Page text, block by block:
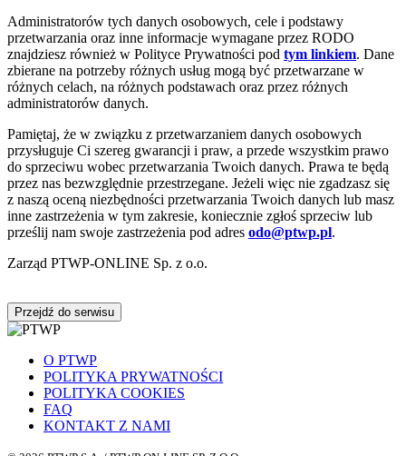
Administratorów tych danych osobowych, cele i podstawy
przetwarzania oraz inne informacje wymagane przez RODO
znajdziesz również w Polityce Prywatności pod tym linkiem. Dane
zbierane na potrzeby różnych usług mogą być przetwarzane w
różnych celach, na różnych podstawach oraz przez różnych
administratorów danych.
Pamiętaj, że w związku z przetwarzaniem danych osobowych
przysługuje Ci szereg gwarancji i praw, a przede wszystkim prawo
do sprzeciwu wobec przetwarzania Twoich danych. Prawa te będą
przez nas bezwzględnie przestrzegane. Jeżeli więc nie zgadzasz się
z naszą oceną niezbędności przetwarzania Twoich danych lub masz
inne zastrzeżenia w tym zakresie, koniecznie zgłoś sprzeciw lub
prześlij nam swoje zastrzeżenia pod adres odo@ptwp.pl.
Zarząd PTWP-ONLINE Sp. z o.o.
Przejdź do serwisu
O PTWP
POLITYKA PRYWATNOŚCI
POLITYKA COOKIES
FAQ
KONTAKT Z NAMI